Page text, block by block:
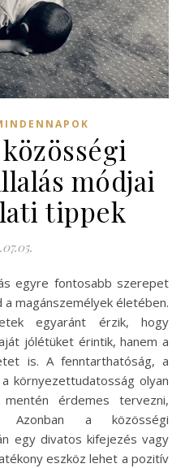
módjai
tippek
magánszemélyek életében.
egyaránt érzik, hogy
jólétüket érintik, hanem a
is. A fenntarthatóság, a
környezettudatosság olyan
érdemes tervezni,
Azonban a közösségi
egy divatos kifejezés vagy
eszköz lehet a pozitív